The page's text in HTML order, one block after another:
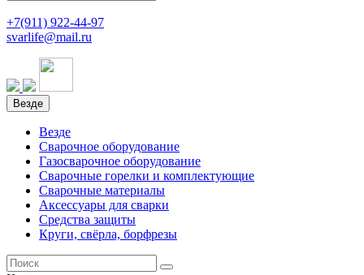
+7(911) 922-44-97
svarlife@mail.ru
Везде
Везде
Сварочное оборудование
Газосварочное оборудование
Сварочные горелки и комплектующие
Сварочные материалы
Аксессуары для сварки
Средства защиты
Круги, свёрла, борфрезы